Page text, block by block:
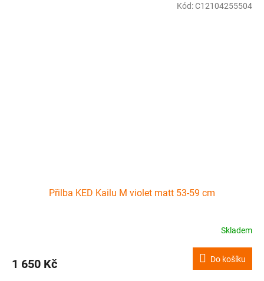
Přilba KED Kailu M violet matt 53-59 cm
Skladem
1 650 Kč Do košíku
Kód:C12104255504